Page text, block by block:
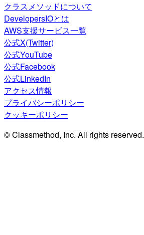
クラスメソッドについて
DevelopersIOとは
AWS支援サービス一覧
公式X(Twitter)
公式YouTube
公式Facebook
公式LinkedIn
アクセス情報
プライバシーポリシー
クッキーポリシー
© Classmethod, Inc. All rights reserved.